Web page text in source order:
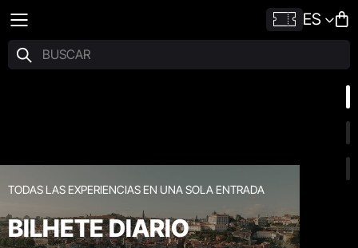
ES
TODAS LAS EXPERIENCIAS EN UNA SOLA ENTRADA
BILHETE DIARIO